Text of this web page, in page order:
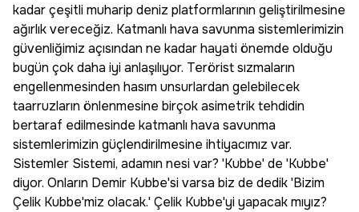
kadar çeşitli muharip deniz platformlarının geliştirilmesine
ağırlık vereceğiz. Katmanlı hava savunma sistemlerimizin
güvenliğimiz açısından ne kadar hayati önemde olduğu
bugün çok daha iyi anlaşılıyor. Terörist sızmaların
engellenmesinden hasım unsurlardan gelebilecek
taarruzların önlenmesine birçok asimetrik tehdidin
bertaraf edilmesinde katmanlı hava savunma
sistemlerimizin güçlendirilmesine ihtiyacımız var.
Sistemler Sistemi, adamın nesi var? 'Kubbe' de 'Kubbe'
diyor. Onların Demir Kubbe'si varsa biz de dedik 'Bizim
Çelik Kubbe'miz olacak.' Çelik Kubbe'yi yapacak mıyız?